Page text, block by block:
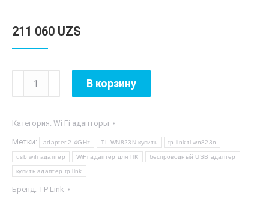
211 060 UZS
Количество
товара
Link
TL-
WN823N
В корзину
Категория: Wi Fi адапторы
Метки: adapter 2.4GHz TL WN823N купить tp link tl-wn823n
usb wifi адаптер WiFi адаптер для ПК беспроводный USB адаптер
купить адаптер tp link
Бренд: TP Link